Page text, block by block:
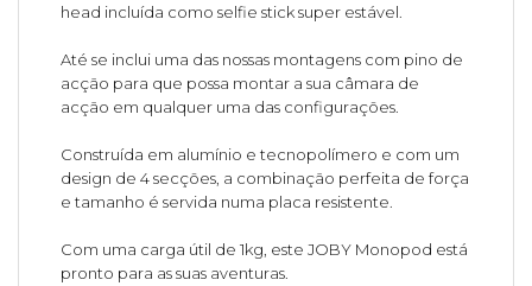
head incluída como selfie stick super estável.
Até se inclui uma das nossas montagens com pino de
acção para que possa montar a sua câmara de
acção em qualquer uma das configurações.
Construída em alumínio e tecnopolímero e com um
design de 4 secções, a combinação perfeita de força
e tamanho é servida numa placa resistente.
Com uma carga útil de 1kg, este JOBY Monopod está
pronto para as suas aventuras.